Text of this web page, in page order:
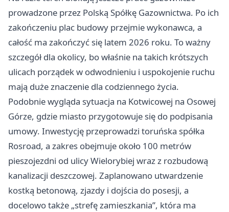
prowadzone przez Polską Spółkę Gazownictwa. Po ich
zakończeniu plac budowy przejmie wykonawca, a
całość ma zakończyć się latem 2026 roku. To ważny
szczegół dla okolicy, bo właśnie na takich krótszych
ulicach porządek w odwodnieniu i uspokojenie ruchu
mają duże znaczenie dla codziennego życia.
Podobnie wygląda sytuacja na Kotwicowej na Osowej
Górze, gdzie miasto przygotowuje się do podpisania
umowy. Inwestycję przeprowadzi toruńska spółka
Rosroad, a zakres obejmuje około 100 metrów
pieszojezdni od ulicy Wielorybiej wraz z rozbudową
kanalizacji deszczowej. Zaplanowano utwardzenie
kostką betonową, zjazdy i dojścia do posesji, a
docelowo także „strefę zamieszkania”, która ma